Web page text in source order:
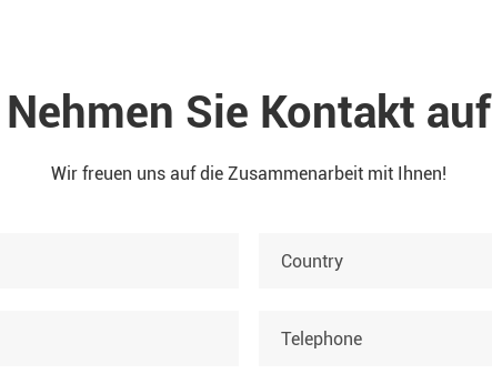
Nehmen Sie Kontakt auf
Wir freuen uns auf die Zusammenarbeit mit Ihnen!